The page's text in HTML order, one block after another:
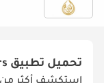
تحميل تطبيق